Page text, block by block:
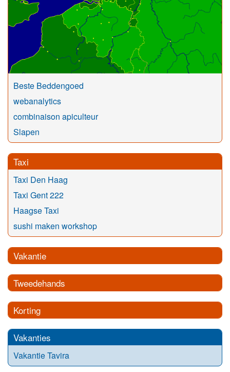
Beste Beddengoed
webanalytics
combinaison apiculteur
Slapen
Taxi
Taxi Den Haag
Taxi Gent 222
Haagse Taxi
sushi maken workshop
Vakantie
Tweedehands
Korting
Vakanties
Vakantie Tavira